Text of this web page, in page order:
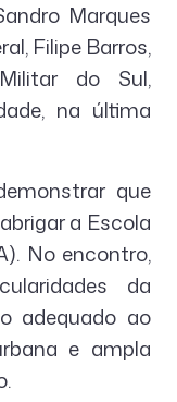
Marques
Filipe Barros,
do Sul,
na última
que
a Escola
No encontro,
da
adequado ao
e ampla